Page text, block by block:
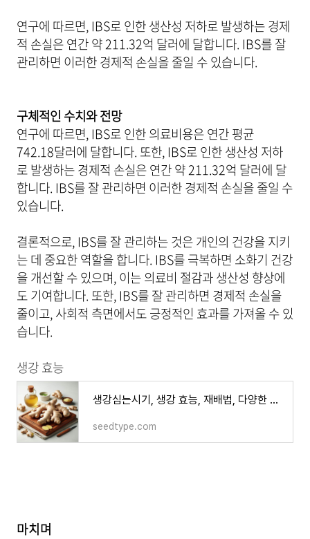
연구에 따르면, IBS로 인한 생산성 저하로 발생하는 경제
적 손실은 연간 약 211.32억 달러에 달합니다. IBS를 잘
관리하면 이러한 경제적 손실을 줄일 수 있습니다.
구체적인 수치와 전망
연구에 따르면, IBS로 인한 의료비용은 연간 평균
742.18달러에 달합니다. 또한, IBS로 인한 생산성 저하
로 발생하는 경제적 손실은 연간 약 211.32억 달러에 달
합니다. IBS를 잘 관리하면 이러한 경제적 손실을 줄일 수
있습니다.
결론적으로, IBS를 잘 관리하는 것은 개인의 건강을 지키
는 데 중요한 역할을 합니다. IBS를 극복하면 소화기 건강
을 개선할 수 있으며, 이는 의료비 절감과 생산성 향상에
도 기여합니다. 또한, IBS를 잘 관리하면 경제적 손실을
줄이고, 사회적 측면에서도 긍정적인 효과를 가져올 수 있
습니다.
생강 효능
생강심는시기, 생강 효능, 재배법, 다양한 활용 방법 소개
seedtype.com
마치며